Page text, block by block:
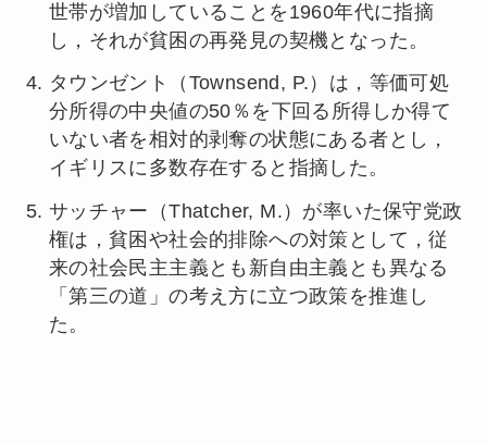
世帯が増加していることを1960年代に指摘
し，それが貧困の再発見の契機となった。
タウンゼント（Townsend, P.）は，等価可処
分所得の中央値の50％を下回る所得しか得て
いない者を相対的剥奪の状態にある者とし，
イギリスに多数存在すると指摘した。
サッチャー（Thatcher, M.）が率いた保守党政
権は，貧困や社会的排除への対策として，従
来の社会民主主義とも新自由主義とも異なる
「第三の道」の考え方に立つ政策を推進し
た。